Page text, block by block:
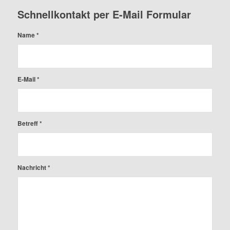
Schnellkontakt per E-Mail Formular
Name*
E-Mail*
Betreff*
Nachricht*